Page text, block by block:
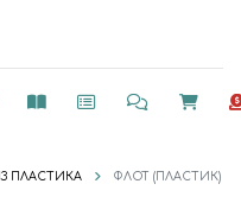
ПЛАСТИКА ФЛОТ (ПЛАСТИК)